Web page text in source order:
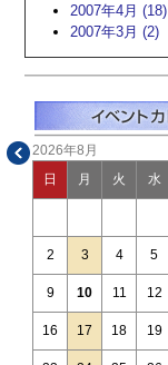
2007年4月 (18)
2007年3月 (2)
2026年8月
日 月 火 水
2 3 4 5
9 10 11 12
16 17 18 19